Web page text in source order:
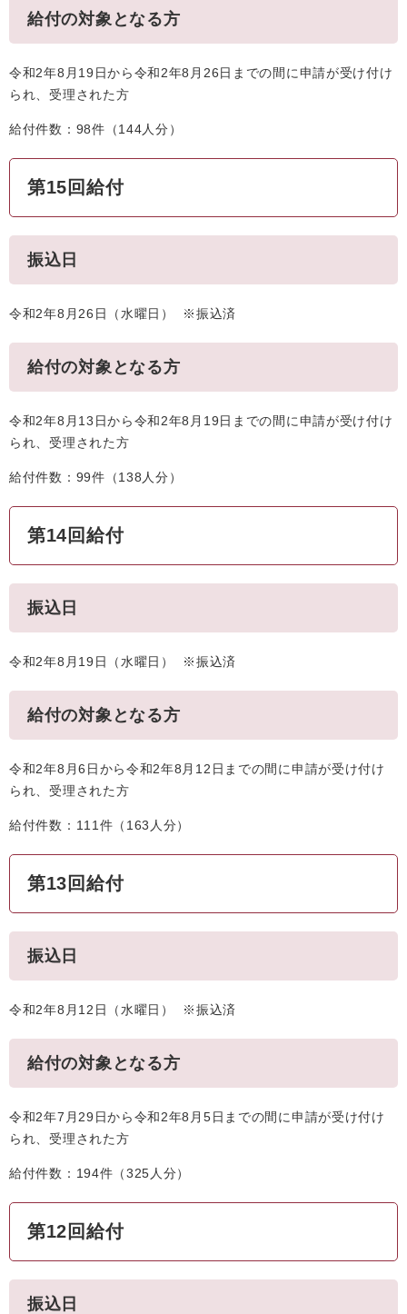
給付の対象となる方
令和2年8月19日から令和2年8月26日までの間に申請が受け付け
られ、受理された方
給付件数：98件（144人分）
第15回給付
振込日
令和2年8月26日（水曜日） ※振込済
給付の対象となる方
令和2年8月13日から令和2年8月19日までの間に申請が受け付け
られ、受理された方
給付件数：99件（138人分）
第14回給付
振込日
令和2年8月19日（水曜日） ※振込済
給付の対象となる方
令和2年8月6日から令和2年8月12日までの間に申請が受け付け
られ、受理された方
給付件数：111件（163人分）
第13回給付
振込日
令和2年8月12日（水曜日） ※振込済
給付の対象となる方
令和2年7月29日から令和2年8月5日までの間に申請が受け付け
られ、受理された方
給付件数：194件（325人分）
第12回給付
振込日